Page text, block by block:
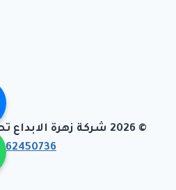
© 2026 شركة زهرة الابداع تصميم وبرمجة تيفاجو